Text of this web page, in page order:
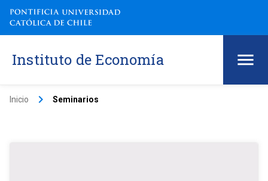
Instituto de Economía
Inicio keyboard_arrow_right Seminarios